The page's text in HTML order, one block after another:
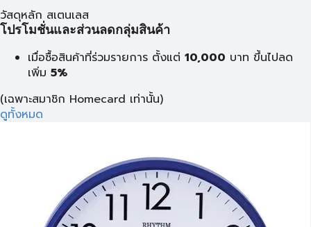
วัสดุหลัก สเตนเลส
โปรโมชั่นและส่วนลดกลุ่มสินค้า
เมื่อซื้อสินค้าที่ร่วมรายการ ตั้งแต่ 10,000 บาท ขึ้นไปลด
เพิ่ม 5%
(เฉพาะสมาชิก Homecard เท่านั้น)
ดูทั้งหมด